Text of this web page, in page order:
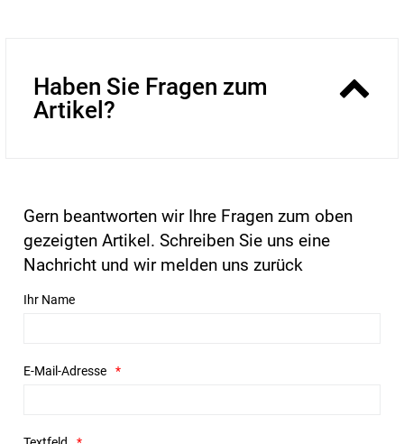
Haben Sie Fragen zum
Artikel?
Gern beantworten wir Ihre Fragen zum oben
gezeigten Artikel. Schreiben Sie uns eine
Nachricht und wir melden uns zurück
Ihr Name
E-Mail-Adresse